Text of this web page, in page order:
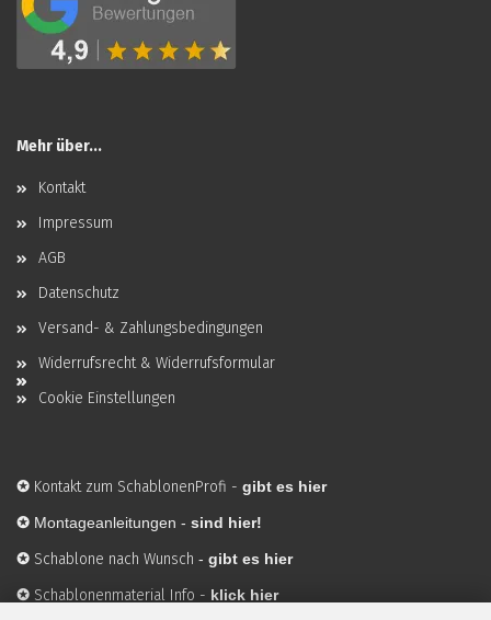
Mehr über...
Kontakt
Impressum
AGB
Datenschutz
Versand- & Zahlungsbedingungen
Widerrufsrecht & Widerrufsformular
Cookie Einstellungen
✪ Kontakt zum SchablonenProfi - gibt es hier
✪ Montageanleitungen - sind hier!
✪ Schablone nach Wunsch - gibt es hier
✪ Schablonenmaterial Info - klick hier